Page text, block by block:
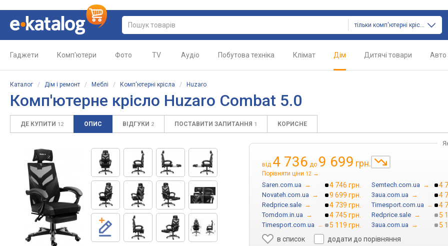
тільки комп'ютерні крісла
Гаджети Комп'ютери Фото TV Аудіо Побутова техніка Клімат Дім Дитячі товари Авто
Каталог / Дім і ремонт / Меблі / Комп'ютерні крісла / Huzaro
Комп'ютерне крісло Huzaro Combat 5.0
ДЕ КУПИТИ 12 ОПИС ВІДГУКИ 2 ПОСТАВИТИ ЗАПИТАННЯ 1 КОРИСНЕ
від 4 736 до 9 699 грн.
Порівняти ціни 12 →
Saren.com.ua → 4 746 грн. Semtech.com.ua → 4
Novateh.com.ua → 9 699 грн. 3aua.com.ua → 4
Redprice.sale → 4 739 грн. Timesport.com.ua → 4
Tomdom.in.ua → 4 745 грн. Redprice.sale → 5
Timesport.com.ua → 5 119 грн. 3aua.com.ua →
5
в список
додати до порівняння